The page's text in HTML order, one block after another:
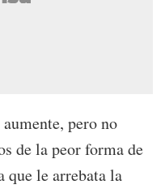
pero no
de la peor forma de
que le arrebata la